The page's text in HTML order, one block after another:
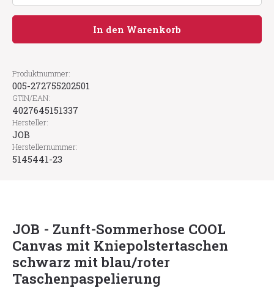
In den Warenkorb
Produktnummer:
005-272755202501
GTIN/EAN:
4027645151337
Hersteller:
JOB
Herstellernummer:
5145441-23
JOB - Zunft-Sommerhose COOL
Canvas mit Kniepolstertaschen
schwarz mit blau/roter
Taschenpaspelierung